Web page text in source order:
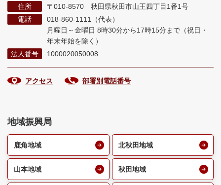
住所
〒010-8570 秋田県秋田市山王四丁目1番1号
電話
018-860-1111（代表）
月曜日～金曜日 8時30分から17時15分まで （祝日・
年末年始を除く）
法人番号
1000020050008
アクセス 部署別電話番号
地域振興局
鹿角地域 北秋田地域
山本地域 秋田地域